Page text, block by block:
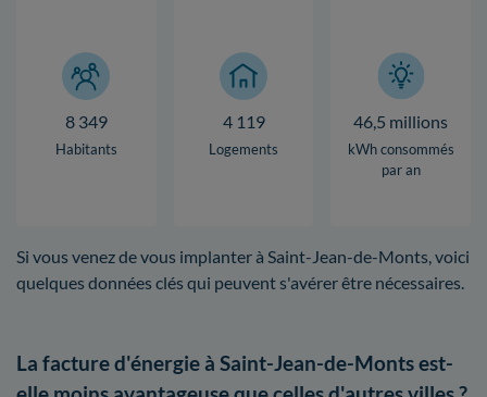
8 349
Habitants
4 119
Logements
46,5 millions
kWh consommés
par an
Si vous venez de vous implanter à Saint-Jean-de-Monts, voici
quelques données clés qui peuvent s'avérer être nécessaires.
La facture d'énergie à Saint-Jean-de-Monts est-